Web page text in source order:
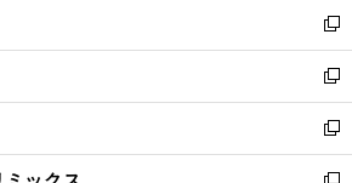
く
で
開
く
ド
ウ
で
開
く
ィ
ン
ド
ウ
で
開
い
ウ
ィ
ン
ド
ウ
新
し
い
ウ
ィ
ン
新
し
い
ウ
新
し